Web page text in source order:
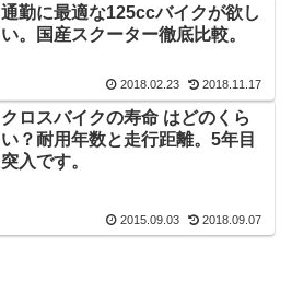
通勤に最適な125ccバイクが欲し
い。国産スクーター徹底比較。
2018.02.23 2018.11.17
クロスバイクの寿命 はどのくら
い？耐用年数と走行距離。5年目
突入です。
2015.09.03 2018.09.07